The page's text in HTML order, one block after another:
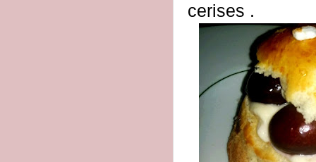
cerises .